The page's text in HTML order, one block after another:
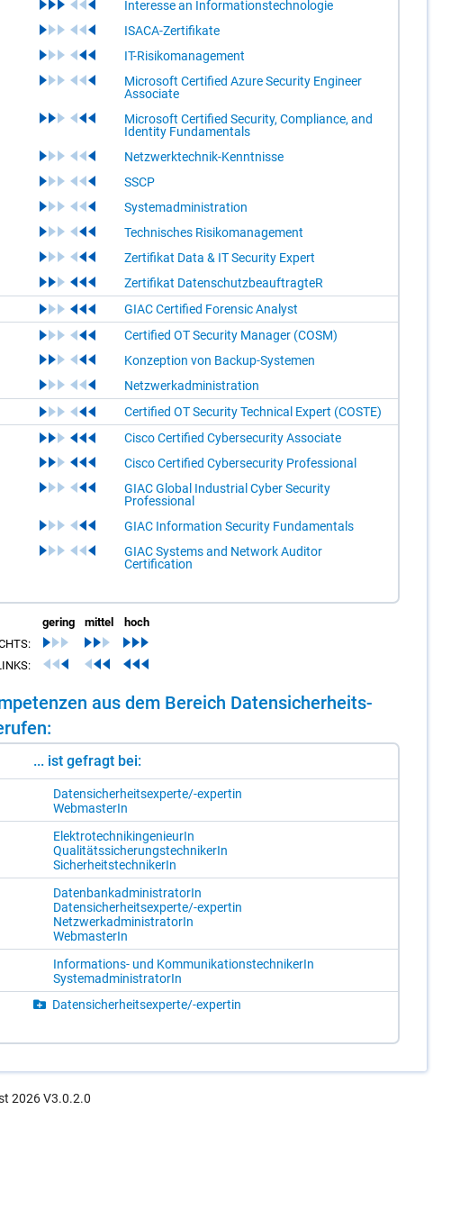
Interesse an Informationstechnologie
ISACA-Zertifikate
IT-Risikomanagement
Microsoft Certified Azure Security Engineer
Associate
Microsoft Certified Security, Compliance, and
Identity Fundamentals
Netzwerktechnik-Kenntnisse
SSCP
Systemadministration
Technisches Risikomanagement
Zertifikat Data & IT Security Expert
Zertifikat DatenschutzbeauftragteR
GIAC Certified Forensic Analyst
Certified OT Security Manager (COSM)
Konzeption von Backup-Systemen
Netzwerkadministration
Certified OT Security Technical Expert (COSTE)
Cisco Certified Cybersecurity Associate
Cisco Certified Cybersecurity Professional
GIAC Global Industrial Cyber Security
Professional
GIAC Information Security Fundamentals
GIAC Systems and Network Auditor
Certification
gering mittel
hoch
aus dem Be­reich Da­ten­si­cher­heits­
... ist gefragt bei:
Da­ten­si­cher­heits­ex­per­te/-​ex­per­tin
Web­mas­te­rIn
Elek­tro­tech­nik­in­ge­nieu­rIn
Qua­li­täts­si­che­rungs­tech­ni­ke­rIn
Si­cher­heits­tech­ni­ke­rIn
Da­ten­bank­ad­mi­nis­tra­to­rIn
Da­ten­si­cher­heits­ex­per­te/-​ex­per­tin
Netz­werkad­mi­nis­tra­to­rIn
Web­mas­te­rIn
In­for­ma­ti­ons- und Kom­mu­ni­ka­ti­ons­tech­ni­ke­rIn
Sys­tem­ad­mi­nis­tra­to­rIn
Da­ten­si­cher­heits­ex­per­te/-​ex­per­tin
2026 V3.0.2.0